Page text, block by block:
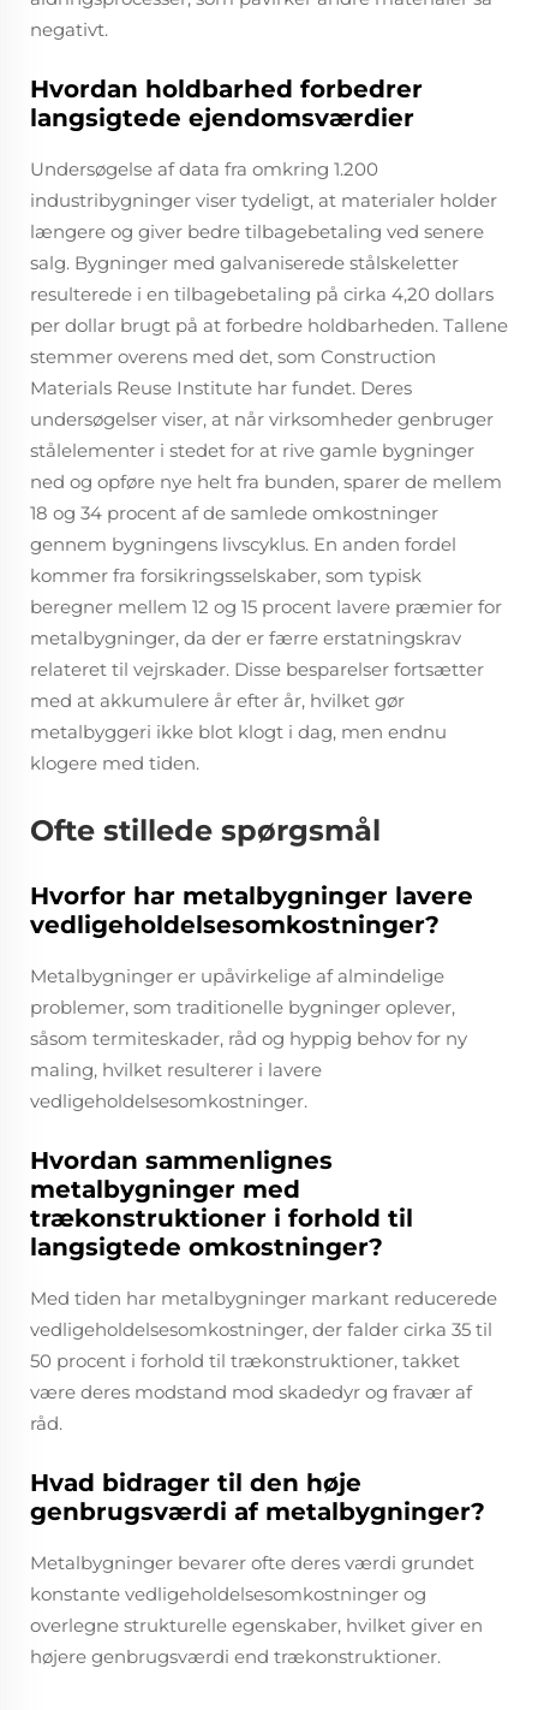
negativt.
Hvordan holdbarhed forbedrer
langsigtede ejendomsværdier
Undersøgelse af data fra omkring 1.200
industribygninger viser tydeligt, at materialer holder
længere og giver bedre tilbagebetaling ved senere
salg. Bygninger med galvaniserede stålskeletter
resulterede i en tilbagebetaling på cirka 4,20 dollars
per dollar brugt på at forbedre holdbarheden. Tallene
stemmer overens med det, som Construction
Materials Reuse Institute har fundet. Deres
undersøgelser viser, at når virksomheder genbruger
stålelementer i stedet for at rive gamle bygninger
ned og opføre nye helt fra bunden, sparer de mellem
18 og 34 procent af de samlede omkostninger
gennem bygningens livscyklus. En anden fordel
kommer fra forsikringsselskaber, som typisk
beregner mellem 12 og 15 procent lavere præmier for
metalbygninger, da der er færre erstatningskrav
relateret til vejrskader. Disse besparelser fortsætter
med at akkumulere år efter år, hvilket gør
metalbyggeri ikke blot klogt i dag, men endnu
klogere med tiden.
Ofte stillede spørgsmål
Hvorfor har metalbygninger lavere
vedligeholdelsesomkostninger?
Metalbygninger er upåvirkelige af almindelige
problemer, som traditionelle bygninger oplever,
såsom termiteskader, råd og hyppig behov for ny
maling, hvilket resulterer i lavere
vedligeholdelsesomkostninger.
Hvordan sammenlignes
metalbygninger med
trækonstruktioner i forhold til
langsigtede omkostninger?
Med tiden har metalbygninger markant reducerede
vedligeholdelsesomkostninger, der falder cirka 35 til
50 procent i forhold til trækonstruktioner, takket
være deres modstand mod skadedyr og fravær af
råd.
Hvad bidrager til den høje
genbrugsværdi af metalbygninger?
Metalbygninger bevarer ofte deres værdi grundet
konstante vedligeholdelsesomkostninger og
overlegne strukturelle egenskaber, hvilket giver en
højere genbrugsværdi end trækonstruktioner.